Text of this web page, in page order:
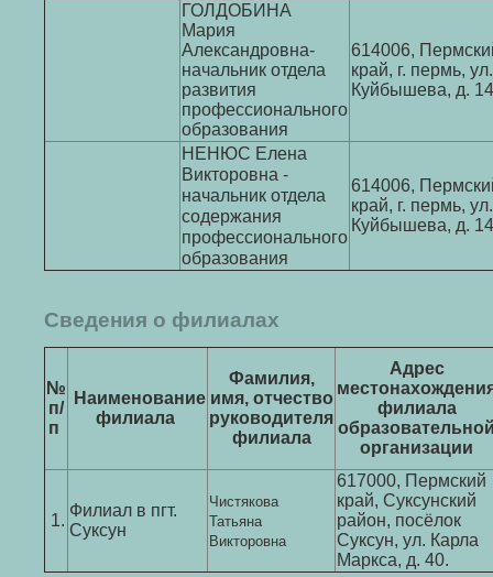
ГОЛДОБИНА
Мария
Александровна-
начальник отдела
развития
профессионального
образования
614006,
край, г. пермь, ул.
Куйбышева, д. 14
НЕНЮС Елена
Викторовна -
начальник отдела
содержания
профессионального
образования
614006,
край, г. пермь, ул.
Куйбышева, д. 14
Сведения о филиалах
№
п/
п
Наименование
филиала
Фамилия,
имя, отчество
руководителя
филиала
Адрес
филиала
организации
1.
Филиал в пгт.
Суксун
Чистякова
Татьяна
Викторовна
617000, Пермский
край, Суксунский
район, посёлок
Суксун, ул. Карла
Маркса, д. 40.